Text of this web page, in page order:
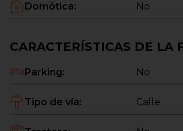
Domótica: No
CARACTERÍSTICAS DE LA
Parking: No
Tipo de vía: Calle